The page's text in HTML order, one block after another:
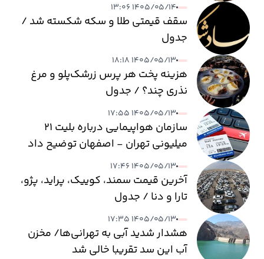
۱۴۰۵/۰۵/۱۴ ۱۳:۰۶
سقف قیمتی طلا و سکه شکسته شد /
جدول
۱۴۰۵/۰۵/۱۳ ۱۸:۱۸
هزینه پخت هر پرس زرشک‌پلو و مرغ
نذری چند؟ / جدول
۱۴۰۵/۰۵/۱۳ ۱۷:۵۵
سازمان هواپیمایی درباره بلیت ۲۱
میلیونی تهران - اصفهان توضیح داد
۱۴۰۵/۰۵/۱۳ ۱۷:۴۶
آخرین قیمت سمند، کوییک، پراید، پژو،
تارا و دنا / جدول
۱۴۰۵/۰۵/۱۳ ۱۷:۳۵
هشدار شدید آبی به تهرانی‌ها/ مخزن
آب این سد تقریبا خالی شد